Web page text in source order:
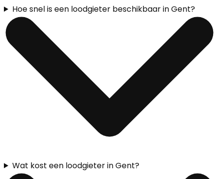
Hoe snel is een loodgieter beschikbaar in Gent?
Wat kost een loodgieter in Gent?